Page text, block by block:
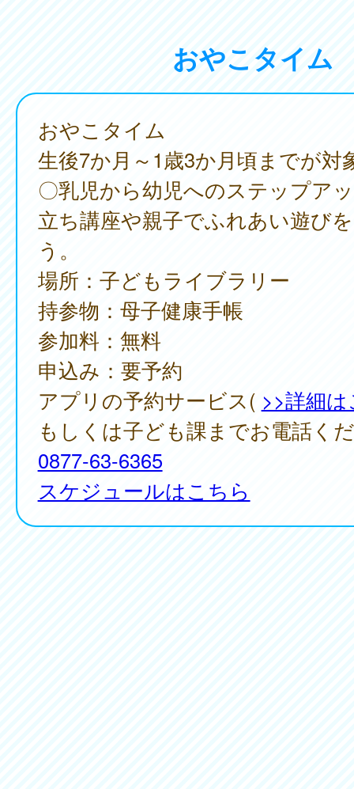
おやこタイム
おやこタイム
生後7か月～1歳3か月頃までが対
〇乳児から幼児へのステップア
立ち講座や親子でふれあい遊び
う。
場所：子どもライブラリー
持参物：母子健康手帳
参加料：無料
申込み：要予約
アプリの予約サービス( >>詳細
もしくは子ども課までお電話く
0877-63-6365
スケジュールはこちら